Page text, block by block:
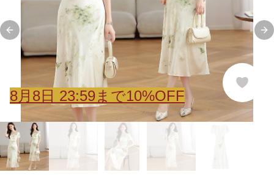
Previous slide
8月 8日 23:59まで10%OFF